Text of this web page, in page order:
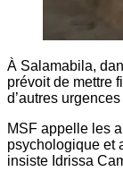
À Salamabila,
prévoit de mettre
d’autres
MSF appelle les
psychologique et
insiste Idrissa